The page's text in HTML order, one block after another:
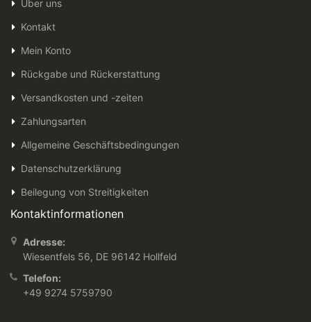
Über uns
Kontakt
Mein Konto
Rückgabe und Rückerstattung
Versandkosten und -zeiten
Zahlungsarten
Allgemeine Geschäftsbedingungen
Datenschutzerklärung
Beilegung von Streitigkeiten
Kontaktinformationen
Adresse:
Wiesentfels 56, DE 96142 Hollfeld
Telefon:
+49 9274 5759790